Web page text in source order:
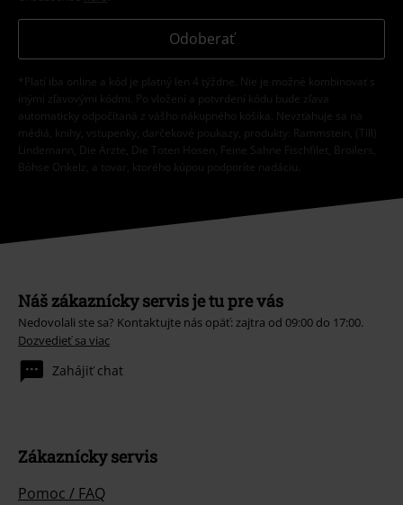
Odoberať
*Platí iba online a kód je platný len 4 týždne. Nie je možné kombinovať s
inými zľavovými kódmi. Po vložení a potvrdení kódu bude zľava
automaticky odpočítaná z vášho nákupného košíka. Nevzťahuje sa na
médiá, knihy, vstupenky, darčekové poukazy, produkty: Rammstein, (Till)
Lindemann, Die Ärzte, Die Toten Hosen, Feine Sahne Fischfilet, Broilers,
Böhse Onkelz, a tovar, ktorého kúpou podporíte nadáciu.
Náš zákaznícky servis je tu pre vás
Nedovolali ste sa? Kontaktujte nás opäť: zajtra od 09:00 do 17:00.
Dozvedieť sa viac
Zahájiť chat
Zákaznícky servis
Pomoc / FAQ